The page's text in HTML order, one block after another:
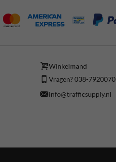
Winkelmand
Vragen? 038-7920070
info@trafficsupply.nl